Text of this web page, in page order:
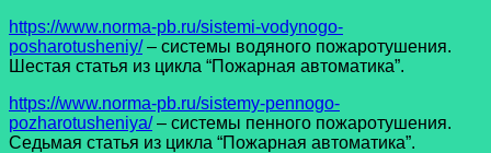
https://www.norma-pb.ru/sistemi-vodynogo-
posharotusheniy/– системы водяного пожаротушения.
Шестая статья из цикла “Пожарная автоматика”.
https://www.norma-pb.ru/sistemy-pennogo-
pozharotusheniya/– системы пенного пожаротушения.
Седьмая статья из цикла “Пожарная автоматика”.